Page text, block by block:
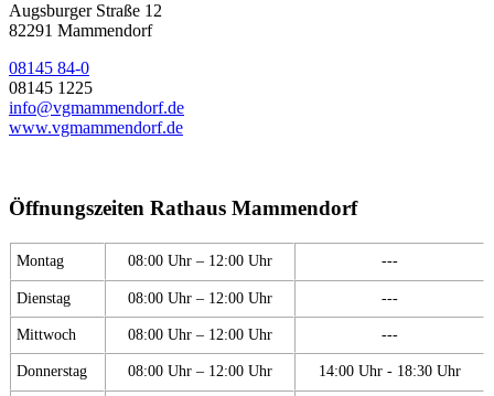
Augsburger Straße 12
82291 Mammendorf
08145 84-0
08145 1225
info@vgmammendorf.de
www.vgmammendorf.de
Öffnungszeiten Rathaus Mammendorf
Montag 08:00 Uhr – 12:00 Uhr ---
Dienstag 08:00 Uhr – 12:00 Uhr ---
Mittwoch 08:00 Uhr – 12:00 Uhr ---
Donnerstag 08:00 Uhr – 12:00 Uhr 14:00 Uhr - 18:30 Uhr